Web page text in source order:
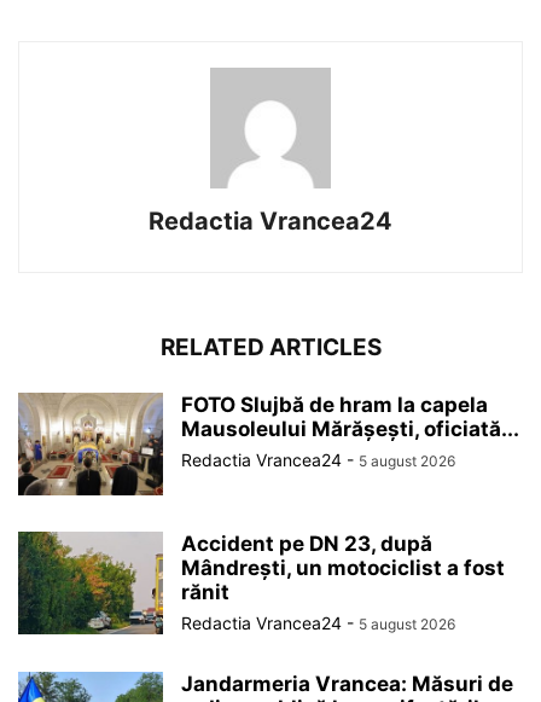
Redactia Vrancea24
RELATED ARTICLES
FOTO Slujbă de hram la capela
Mausoleului Mărășești, oficiată...
Redactia Vrancea24 - 5 august 2026
Accident pe DN 23, după
Mândrești, un motociclist a fost
rănit
Redactia Vrancea24 - 5 august 2026
Jandarmeria Vrancea: Măsuri de